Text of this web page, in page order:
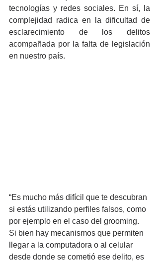
tecnologías y redes sociales. En sí, la
complejidad radica en la dificultad de
esclarecimiento de los delitos
acompañada por la falta de legislación
en nuestro país.
“Es mucho más difícil que te descubran
si estás utilizando perfiles falsos, como
por ejemplo en el caso del grooming.
Si bien hay mecanismos que permiten
llegar a la computadora o al celular
desde donde se cometió ese delito, es